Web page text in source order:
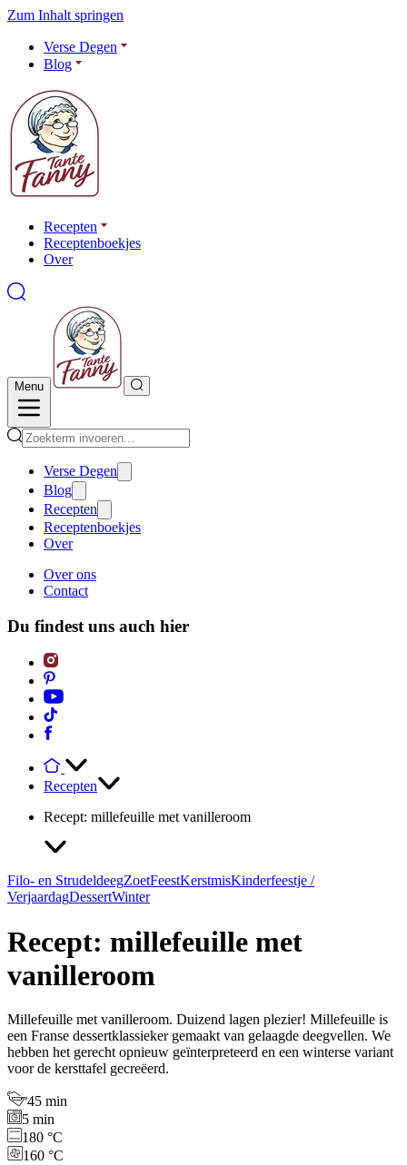
Zum Inhalt springen
Verse Degen
Blog
Recepten
Receptenboekjes
Over
Menu
Verse Degen
Blog
Recepten
Receptenboekjes
Over
Over ons
Contact
Du findest uns auch hier
Recepten
Recept: millefeuille met vanilleroom
Filo- en StrudeldeegZoetFeestKerstmisKinderfeestje /
VerjaardagDessertWinter
Recept: millefeuille met
vanilleroom
Millefeuille met vanilleroom. Duizend lagen plezier! Millefeuille is
een Franse dessertklassieker gemaakt van gelaagde deegvellen. We
hebben het gerecht opnieuw geïnterpreteerd en een winterse variant
voor de kersttafel gecreëerd.
45 min
5 min
180 °C
160 °C